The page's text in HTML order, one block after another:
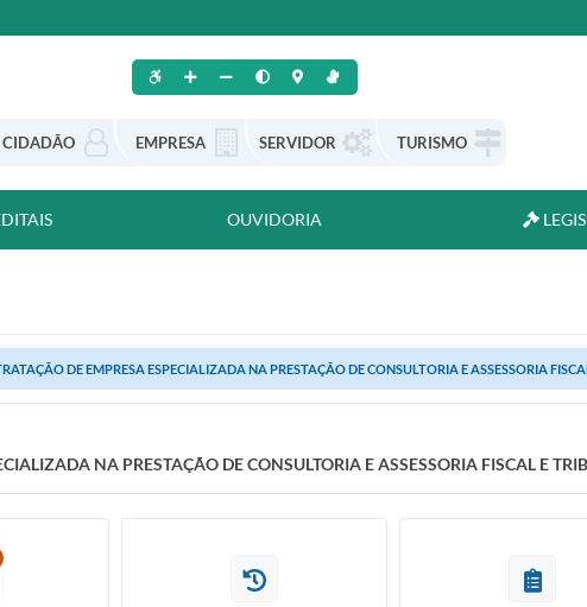
CIDADÃO EMPRESA SERVIDOR TURISMO
OUVIDORIA
DE EMPRESA ESPECIALIZADA NA PRESTAÇÃO DE CONSULTORIA E ASSESSORIA
NA PRESTAÇÃO DE CONSULTORIA E ASSESSORIA FISCAL E